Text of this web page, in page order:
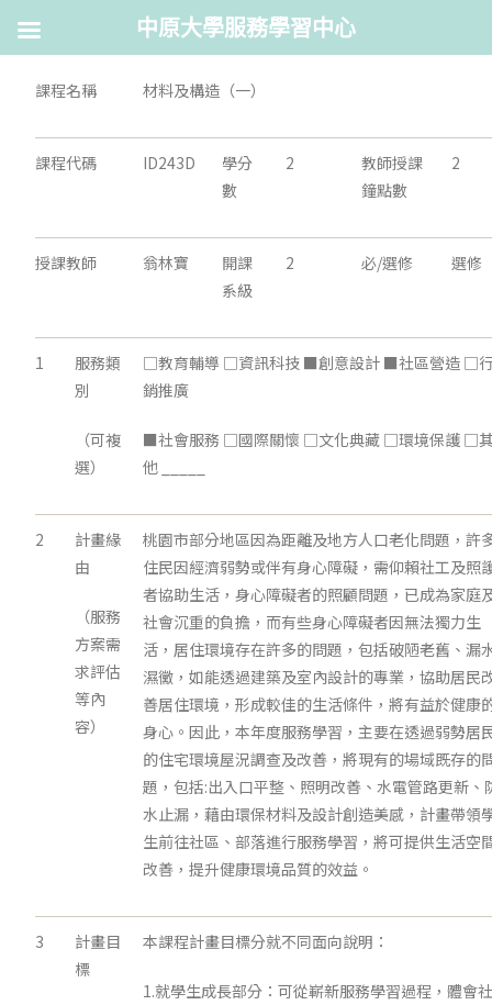
課程名稱 材料及構造（一）
課程代碼 ID243D
學分
數
2
教師授課
鐘點數
2
授課教師 翁林寶
開課
系級
2 必/選修 選修
1
服務類
別
（可複
選）
□教育輔導 □資訊科技 ■創意設計 ■社區營造 □
銷推廣
■社會服務 □國際關懷 □文化典藏 □環境保護 □
他 _____
2
計畫緣
由
（服務
方案需
求評估
等內
容）
桃園市部分地區因為距離及地方人口老化問題，許
住民因經濟弱勢或伴有身心障礙，需仰賴社工及照
者協助生活，身心障礙者的照顧問題，已成為家庭
社會沉重的負擔，而有些身心障礙者因無法獨力生
活，居住環境存在許多的問題，包括破陋老舊、漏
濕黴，如能透過建築及室內設計的專業，協助居民
善居住環境，形成較佳的生活條件，將有益於健康
身心。因此，本年度服務學習，主要在透過弱勢居
的住宅環境屋況調查及改善，將現有的場域既存的
題，包括:出入口平整、照明改善、水電管路更新、
水止漏，藉由環保材料及設計創造美感，計畫帶領
生前往社區、部落進行服務學習，將可提供生活空
改善，提升健康環境品質的效益。
3
計畫目
標
本課程計畫目標分就不同面向說明：
1.就學生成長部分：可從嶄新服務學習過程，體會
中原大學服務學習中心